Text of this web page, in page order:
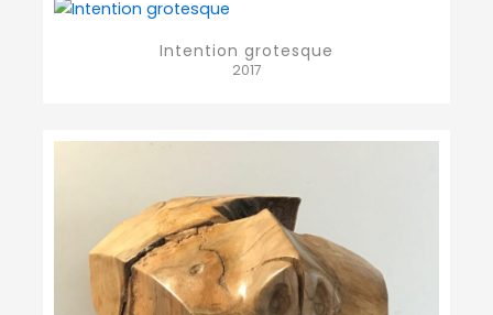
Intention grotesque
2017